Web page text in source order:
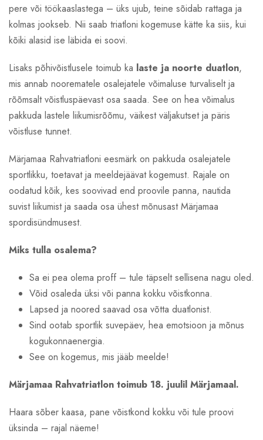
pere või töökaaslastega – üks ujub, teine sõidab rattaga ja
kolmas jookseb. Nii saab triatloni kogemuse kätte ka siis, kui
kõiki alasid ise läbida ei soovi.
Lisaks põhivõistlusele toimub ka laste ja noorte duatlon,
mis annab noorematele osalejatele võimaluse turvaliselt ja
rõõmsalt võistluspäevast osa saada. See on hea võimalus
pakkuda lastele liikumisrõõmu, väikest väljakutset ja päris
võistluse tunnet.
Märjamaa Rahvatriatloni eesmärk on pakkuda osalejatele
sportlikku, toetavat ja meeldejäävat kogemust. Rajale on
oodatud kõik, kes soovivad end proovile panna, nautida
suvist liikumist ja saada osa ühest mõnusast Märjamaa
spordisündmusest.
Miks tulla osalema?
Sa ei pea olema proff – tule täpselt sellisena nagu oled.
Võid osaleda üksi või panna kokku võistkonna.
Lapsed ja noored saavad osa võtta duatlonist.
Sind ootab sportlik suvepäev, hea emotsioon ja mõnus
kogukonnaenergia.
See on kogemus, mis jääb meelde!
Märjamaa Rahvatriatlon toimub 18. juulil Märjamaal.
Haara sõber kaasa, pane võistkond kokku või tule proovi
üksinda – rajal näeme!